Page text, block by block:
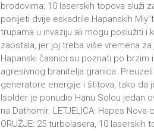
brodovima; 10 laserskih topova služi
ponijeti dvije eskadrile Hapanskih
trupama u invaziju ali mogu poslužiti i
zaostala, jer joj treba više vremena
Hapanski časnici su poznati po
agresivnog branitelja granica.
generatore energije i štitova, tako da
Isolder je ponudio Hanu Solou jedan
na Dathomir. LETJELICA: Hapes
ORUŽJE: 25 turbolasera, 10 laserskih